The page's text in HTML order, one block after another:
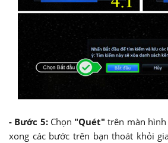
- Bước 5: Chọn "Quét" trên màn
xong các bước trên bạn thoát khỏi